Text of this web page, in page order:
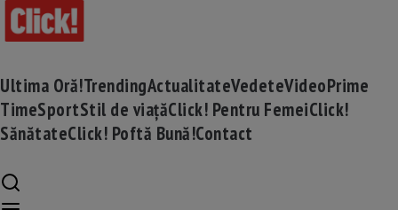
Ultima Oră!TrendingActualitateVedeteVideoPrime
TimeSportStil de viațăClick! Pentru FemeiClick!
SănătateClick! Poftă Bună!Contact